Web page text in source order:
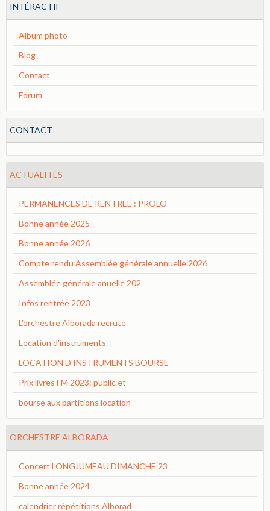
INTÉRACTIF
Album photo
Blog
Contact
Forum
CONTACT
ACTUALITÉS
PERMANENCES DE RENTREE : PROLO
Bonne année 2025
Bonne année 2026
Compte rendu Assemblée générale annuelle 2026
Assemblée générale anuelle 202
Infos rentrée 2023
L'orchestre Alborada recrute
Location d'instruments
LOCATION D'INSTRUMENTS BOURSE
Prix livres FM 2023: public et
bourse aux partitions location
ORCHESTRE ALBORADA
Concert LONGJUMEAU DIMANCHE 23
Bonne année 2024
calendrier répétitions Alborad